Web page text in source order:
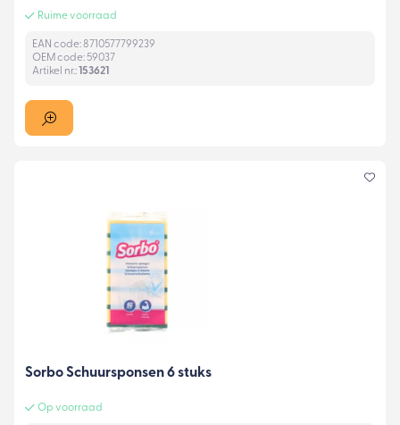
Ruime voorraad
EAN code: 8710577799239
OEM code: 59037
Artikel nr.:153621
Sorbo Schuursponsen 6 stuks
Op voorraad